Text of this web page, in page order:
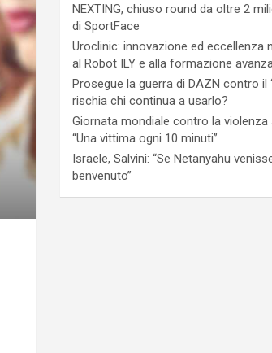
NEXTING, chiuso round da oltre 2
di SportFace
Uroclinic: innovazione ed eccellenza
al Robot ILY e alla formazione
Prosegue la guerra di DAZN contro il
rischia chi continua a usarlo?
Giornata mondiale contro la violenza
“Una vittima ogni 10 minuti”
Israele, Salvini: “Se Netanyahu
benvenuto”